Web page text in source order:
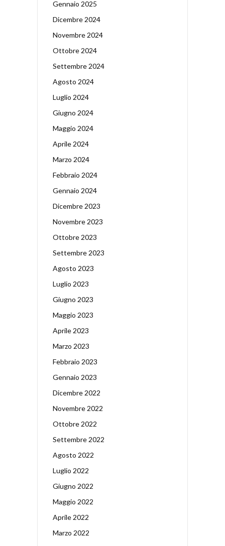
Gennaio 2025
Dicembre 2024
Novembre 2024
Ottobre 2024
Settembre 2024
Agosto 2024
Luglio 2024
Giugno 2024
Maggio 2024
Aprile 2024
Marzo 2024
Febbraio 2024
Gennaio 2024
Dicembre 2023
Novembre 2023
Ottobre 2023
Settembre 2023
Agosto 2023
Luglio 2023
Giugno 2023
Maggio 2023
Aprile 2023
Marzo 2023
Febbraio 2023
Gennaio 2023
Dicembre 2022
Novembre 2022
Ottobre 2022
Settembre 2022
Agosto 2022
Luglio 2022
Giugno 2022
Maggio 2022
Aprile 2022
Marzo 2022